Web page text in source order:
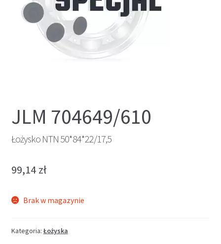
JLM 704649/610
Łożysko NTN 50*84*22/17,5
99,14 zł
Brak w magazynie
Kategoria: Łożyska